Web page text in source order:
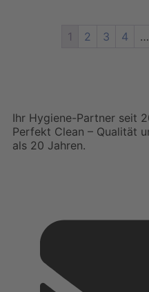
1 2 3 4 …
Ihr Hygiene-Partner seit
Perfekt Clean – Qualität
als 20 Jahren.